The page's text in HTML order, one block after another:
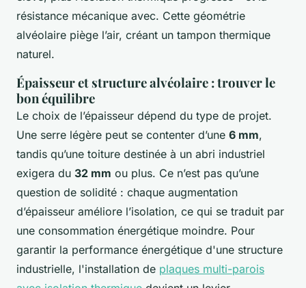
résistance mécanique avec. Cette géométrie
alvéolaire piège l’air, créant un tampon thermique
naturel.
Épaisseur et structure alvéolaire : trouver le
bon équilibre
Le choix de l’épaisseur dépend du type de projet.
Une serre légère peut se contenter d’une 6 mm,
tandis qu’une toiture destinée à un abri industriel
exigera du 32 mm ou plus. Ce n’est pas qu’une
question de solidité : chaque augmentation
d’épaisseur améliore l’isolation, ce qui se traduit par
une consommation énergétique moindre. Pour
garantir la performance énergétique d'une structure
industrielle, l'installation de plaques multi-parois